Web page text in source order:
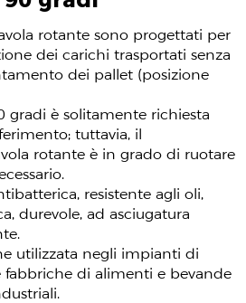
rotante sono progettati per
dei carichi trasportati senza
dei pallet (posizione
gradi è solitamente richiesta
tuttavia, il
rotante è in grado di ruotare
resistente agli oli,
durevole, ad asciugatura
utilizzata negli impianti di
fabbriche di alimenti e bevande